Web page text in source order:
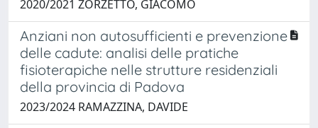
2020/2021 ZORZETTO, GIACOMO
Anziani non autosufficienti e prevenzione
delle cadute: analisi delle pratiche
fisioterapiche nelle strutture residenziali
della provincia di Padova
2023/2024 RAMAZZINA, DAVIDE